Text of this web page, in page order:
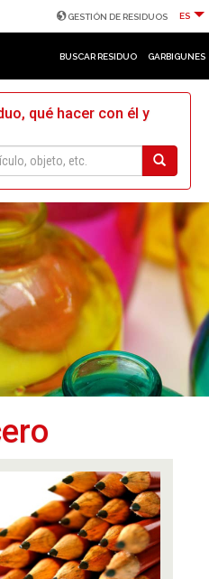
GESTIÓN DE RESIDUOS ES
BUSCAR RESIDUO GARBIGUNES
qué hacer con él y